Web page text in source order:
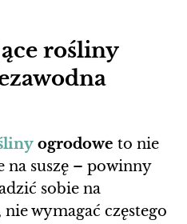
rośliny
ogrodowe to nie
suszę – powinny
sobie na
wymagać częstego